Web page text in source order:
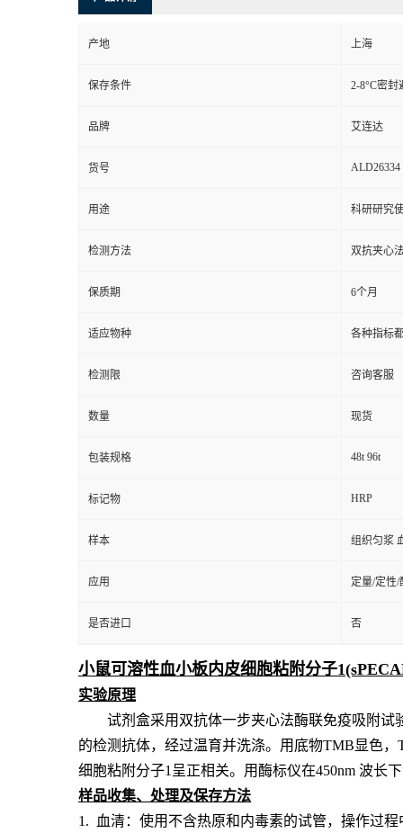
产地 上海
保存条件 2-8°C密封
品牌 艾连达
货号 ALD26334
用途 科研研究
检测方法 双抗夹心
保质期 6个月
适应物种 各种指标
检测限 咨询客服
数量 现货
包装规格 48t 96t
标记物 HRP
样本 组织匀浆
应用 定量/定性/
是否进口 否
小鼠可溶性血小板内皮细胞粘附分子
实验原理
试剂盒采用双抗体一步夹心法酶联免疫吸附试
的检测抗体，经过温育并洗涤。用底物TMB显色
细胞粘附分子1 呈正相关。用酶标仪在450nm 波长
样品收集、处理及保存方法
1. 血清：使用不含热原和内毒素的试管，操作过